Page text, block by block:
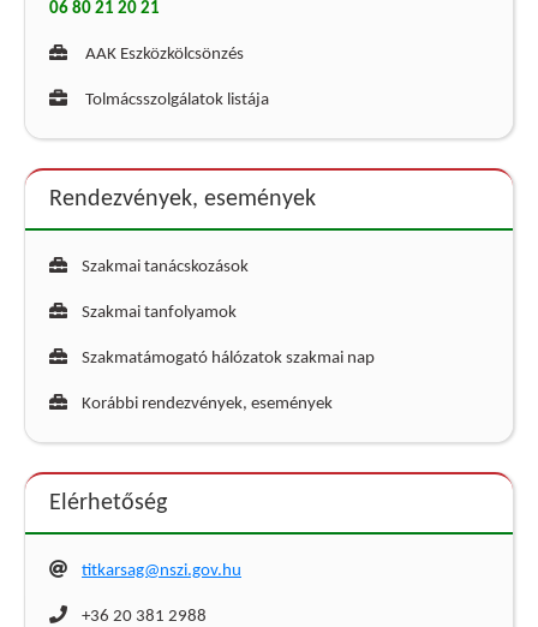
06 80 21 20 21
AAK Eszközkölcsönzés
Tolmácsszolgálatok listája
Rendezvények, események
Szakmai tanácskozások
Szakmai tanfolyamok
Szakmatámogató hálózatok szakmai nap
Korábbi rendezvények, események
Elérhetőség
titkarsag@nszi.gov.hu
+36 20 381 2988